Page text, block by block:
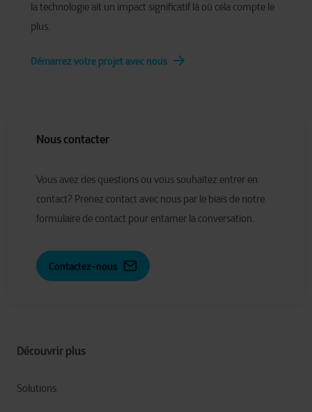
la technologie ait un impact significatif là où cela compte le
plus.
Démarrez votre projet avec nous
Découvrir plus
Solutions
Nous contacter
Vous avez des questions ou vous souhaitez entrer en
contact? Prenez contact avec nous par le biais de notre
formulaire de contact pour entamer la conversation.
Contactez-nous